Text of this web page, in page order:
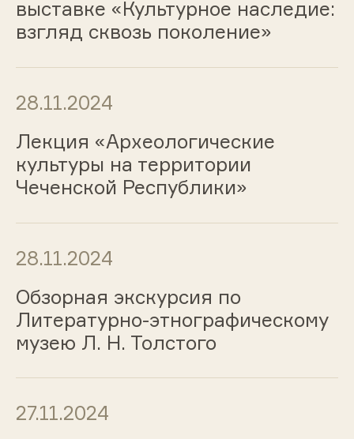
выставке «Культурное наследие:
взгляд сквозь поколение»
28.11.2024
Лекция «Археологические
культуры на территории
Чеченской Республики»
28.11.2024
Обзорная экскурсия по
Литературно-этнографическому
музею Л. Н. Толстого
27.11.2024